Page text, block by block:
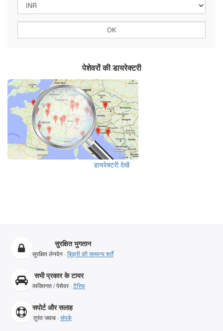
पेशेवरों की डायरेक्टरी
डायरेक्टरी देखें
सुरक्षित भुगतान
सुरक्षित लेनदेन ·बिक्री की सामान्य शर्तें
सभी प्रकार के टायर
व्यक्तिगत / पेशेवर ·टैरिफ
सपोर्ट और सलाह
तुरंत जवाब ·संपर्क